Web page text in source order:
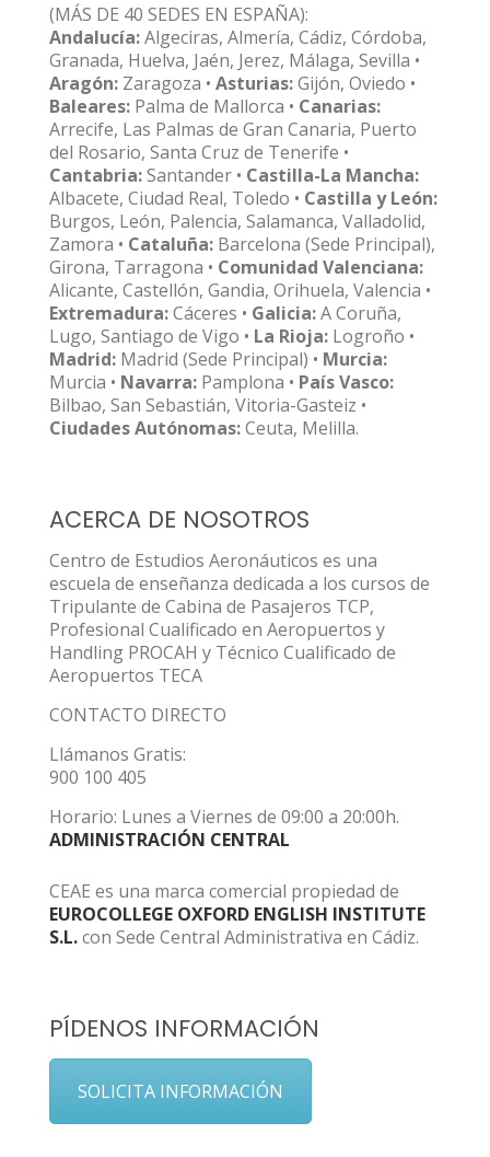
(MÁS DE 40 SEDES EN ESPAÑA):
Andalucía:Algeciras, Almería, Cádiz, Córdoba,
Granada, Huelva, Jaén, Jerez, Málaga, Sevilla •
Aragón: Zaragoza • Asturias:Gijón, Oviedo •
Baleares: Palma de Mallorca • Canarias:
Arrecife, Las Palmas de Gran Canaria, Puerto
del Rosario, Santa Cruz de Tenerife •
Cantabria:Santander • Castilla-La Mancha:
Albacete, Ciudad Real, Toledo • Castilla y León:
Burgos, León, Palencia, Salamanca, Valladolid,
Zamora • Cataluña: Barcelona (Sede Principal),
Girona, Tarragona • Comunidad Valenciana:
Alicante, Castellón, Gandia, Orihuela, Valencia •
Extremadura:Cáceres • Galicia:A Coruña,
Lugo, Santiago de Vigo • La Rioja: Logroño •
Madrid: Madrid (Sede Principal) • Murcia:
Murcia • Navarra: Pamplona • País Vasco:
Bilbao, San Sebastián, Vitoria-Gasteiz •
Ciudades Autónomas:Ceuta, Melilla.
ACERCA DE NOSOTROS
Centro de Estudios Aeronáuticos es una
escuela de enseñanza dedicada a los cursos de
Tripulante de Cabina de Pasajeros TCP,
Profesional Cualificado en Aeropuertos y
Handling PROCAH y Técnico Cualificado de
Aeropuertos TECA
CONTACTO DIRECTO
Llámanos Gratis:
900 100 405
Horario: Lunes a Viernes de 09:00 a 20:00h.
ADMINISTRACIÓN CENTRAL
CEAE es una marca comercial propiedad de
EUROCOLLEGE OXFORD ENGLISH INSTITUTE
S.L.con Sede Central Administrativa en Cádiz.
PÍDENOS INFORMACIÓN
SOLICITA INFORMACIÓN